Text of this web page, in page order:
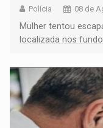
Polícia 08 de
Mulher tentou
localizada nos